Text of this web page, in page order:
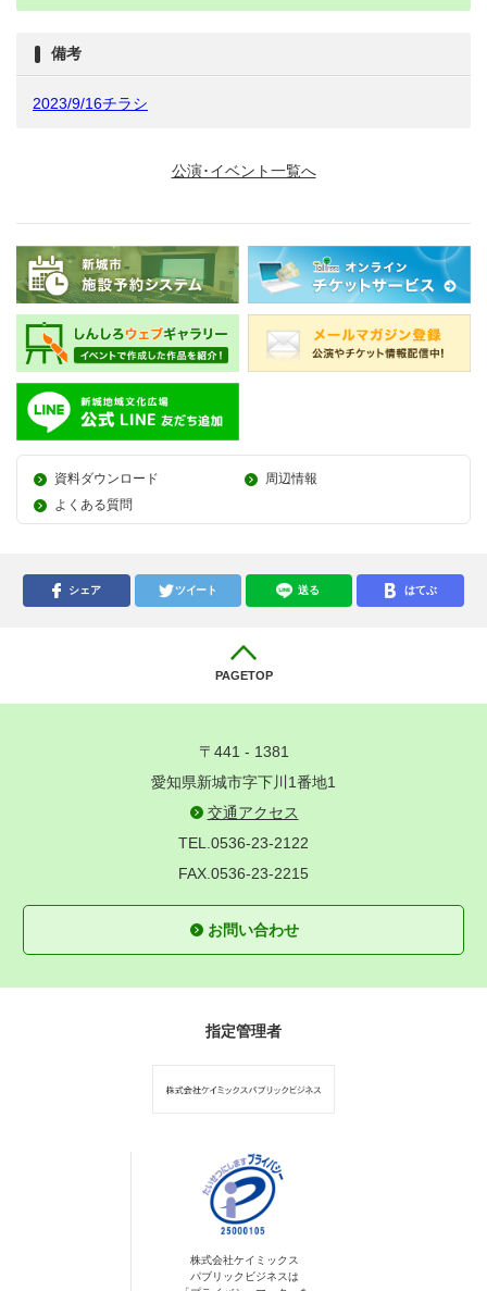
備考
2023/9/16チラシ
公演･イベント一覧へ
資料ダウンロード
周辺情報
よくある質問
シェア ツイート 送る はてぶ
PAGETOP
〒441 - 1381
愛知県新城市字下川1番地1
交通アクセス
TEL.0536-23-2122
FAX.0536-23-2215
お問い合わせ
指定管理者
株式会社ケイミックス
パブリックビジネスは